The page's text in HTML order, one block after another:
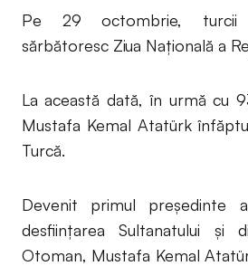
Pe 29 octombrie, turcii
sărbătoresc Ziua Națională a
La această dată, în urmă cu
Mustafa Kemal Atatürk
Turcă.
Devenit primul președinte
desființarea Sultanatului și
Otoman, Mustafa Kemal